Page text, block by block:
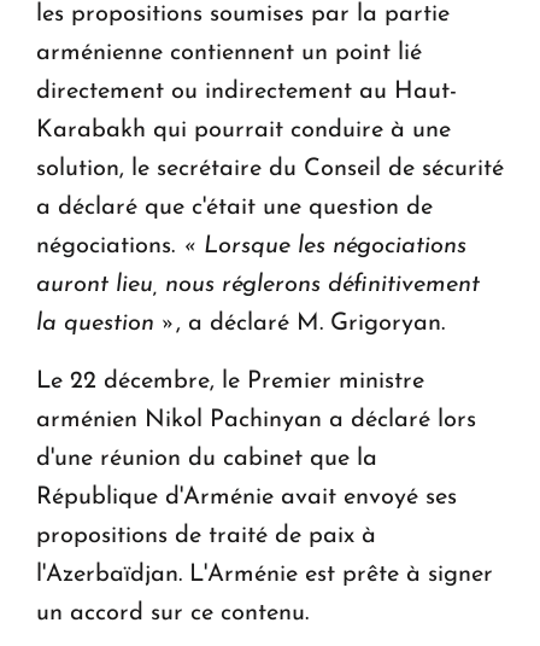
les propositions soumises par la partie
arménienne contiennent un point lié
directement ou indirectement au Haut-
Karabakh qui pourrait conduire à une
solution, le secrétaire du Conseil de sécurité
a déclaré que c'était une question de
négociations. « Lorsque les négociations
auront lieu, nous réglerons définitivement
la question » , a déclaré M. Grigoryan.
Le 22 décembre, le Premier ministre
arménien Nikol Pachinyan a déclaré lors
d'une réunion du cabinet que la
République d'Arménie avait envoyé ses
propositions de traité de paix à
l'Azerbaïdjan. L'Arménie est prête à signer
un accord sur ce contenu.